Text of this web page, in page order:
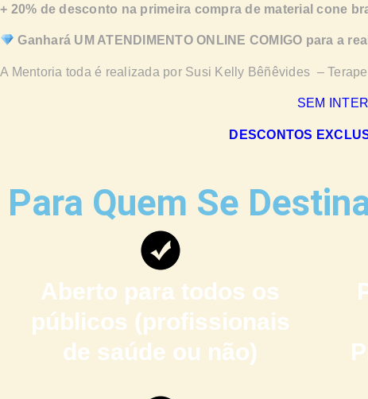
+ 20% de desconto na primeira compra de material cone
Ganhará UM ATENDIMENTO ONLINE COMIGO para a
A Mentoria toda é realizada por Susi Kelly Bêñêvides –
SEM
DESCONTOS
Para Quem Se
Aberto para todos os
públicos (profissionais
de saúde ou não)